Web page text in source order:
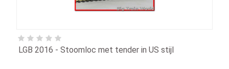
LGB 2016 - Stoomloc met tender in US stijl